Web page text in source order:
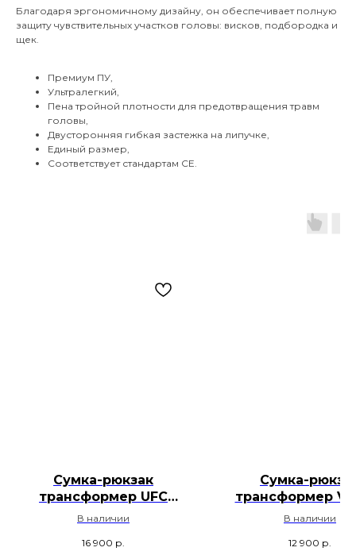
Благодаря эргономичному дизайну, он обеспечивает полную
защиту чувствительных участков головы: висков, подбородка и
щек.
Премиум ПУ,
Ультралегкий,
Пена тройной плотности для предотвращения травм
головы,
Двусторонняя гибкая застежка на липучке,
Единый размер,
Соответствует стандартам CE.
Сумка-рюкзак
трансформер UFC
Zenith by Venum Fight
В наличии
16 900 р.
Сумка-
трансформер
Shockwave 48
В наличии
12 900 р.